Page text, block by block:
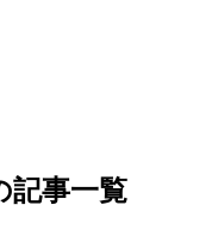
記事一覧